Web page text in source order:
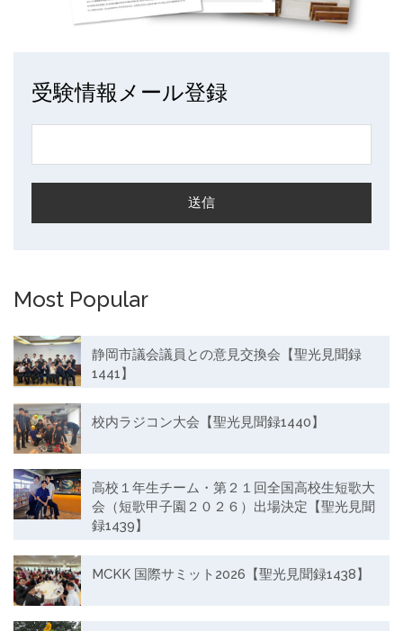
受験情報メール登録
Most Popular
静岡市議会議員との意見交換会【聖光見聞録
1441】
校内ラジコン大会【聖光見聞録1440】
高校１年生チーム・第２１回全国高校生短歌大
会（短歌甲子園２０２６）出場決定【聖光見聞
録1439】
MCKK 国際サミット2026【聖光見聞録1438】